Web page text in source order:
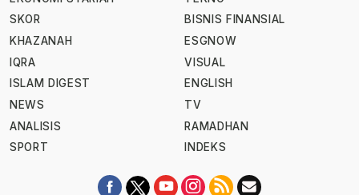
SKOR
KHAZANAH
IQRA
ISLAM DIGEST
NEWS
ANALISIS
SPORT
BISNIS FINANSIAL
ESGNOW
VISUAL
ENGLISH
TV
RAMADHAN
INDEKS